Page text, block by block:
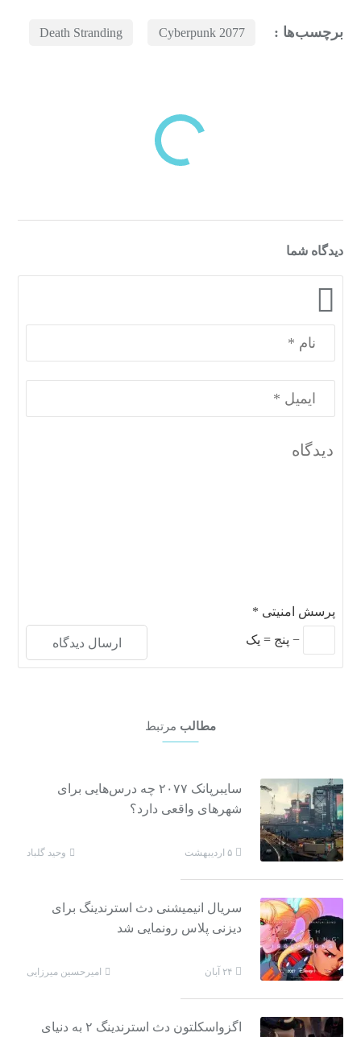
برچسب‌ها : Cyberpunk 2077
Death Stranding
دیدگاه شما
پرسش امنیتی *
− پنج = یک
مطالب مرتبط
سایبرپانک ۲۰۷۷ چه درس‌هایی برای
شهرهای واقعی دارد؟
۵ اردیبهشت وحید گلباد
سریال انیمیشنی دث استرندینگ برای
دیزنی پلاس رونمایی شد
۲۴ آبان امیرحسین میرزایی
اگزواسکلتون دث استرندینگ ۲ به دنیای